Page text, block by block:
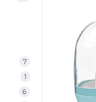
7
1
6